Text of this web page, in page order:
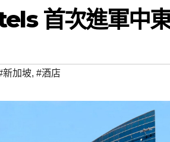
首次進軍中
新加坡, #酒店